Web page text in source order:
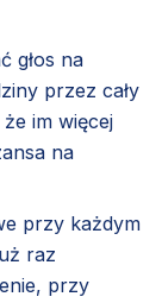
głos na
przez cały
im więcej
na
przy każdym
raz
przy